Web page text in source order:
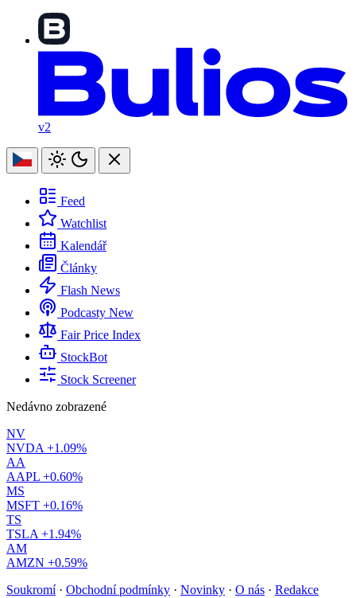
v2
Feed
Watchlist
Kalendář
Články
Flash News
Podcasty New
Fair Price Index
StockBot
Stock Screener
Nedávno zobrazené
NV
NVDA +1.09%
AA
AAPL +0.60%
MS
MSFT +0.16%
TS
TSLA +1.94%
AM
AMZN +0.59%
Soukromí · Obchodní podmínky · Novinky · O nás · Redakce